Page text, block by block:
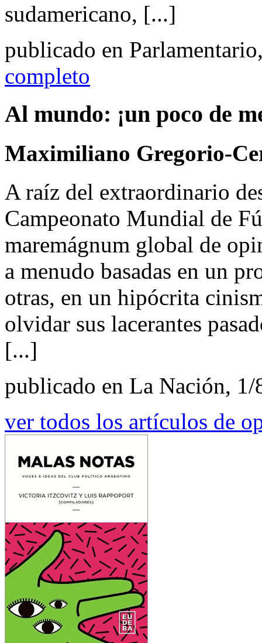
sudamericano, [...]
publicado en
completo
Al mundo: ¡un poco de
Maximiliano Gregorio-
A raíz del extraordinario
Campeonato Mundial de
maremágnum global de
a menudo basadas en un
otras, en un hipócrita
olvidar sus lacerantes
[...]
publicado en La Nación,
ver todos los artículos de